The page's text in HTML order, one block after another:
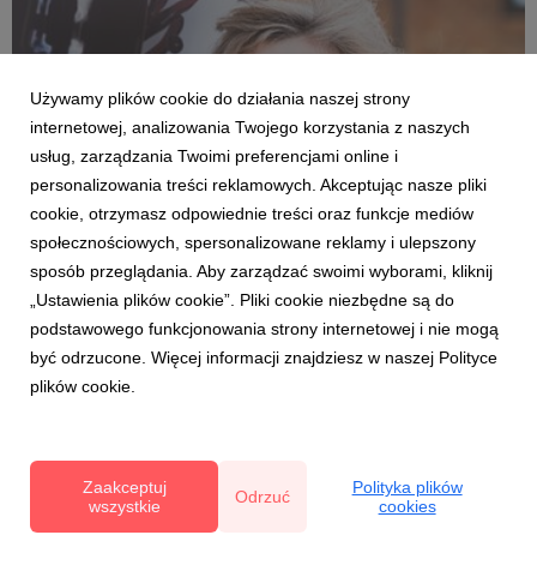
DLA ZDROWIA I DLA URODY
Owoce jagodowe zimą (film)
7 lutego 2023
Pamiętajmy o owocach jagodowych również zimą. Nie są
świeże, ale są w postaci przetworów. Można pić soki z
owoców jagodowych, można jeść owoce liofilizowane,
maj...
Używamy plików cookie do działania naszej strony
internetowej, analizowania Twojego korzystania z naszych
usług, zarządzania Twoimi preferencjami online i
personalizowania treści reklamowych. Akceptując nasze pliki
cookie, otrzymasz odpowiednie treści oraz funkcje mediów
społecznościowych, spersonalizowane reklamy i ulepszony
sposób przeglądania. Aby zarządzać swoimi wyborami, kliknij
„Ustawienia plików cookie”. Pliki cookie niezbędne są do
podstawowego funkcjonowania strony internetowej i nie mogą
być odrzucone. Więcej informacji znajdziesz w naszej Polityce
plików cookie.
Zaakceptuj
wszystkie
Odrzuć
Polityka plików
cookies